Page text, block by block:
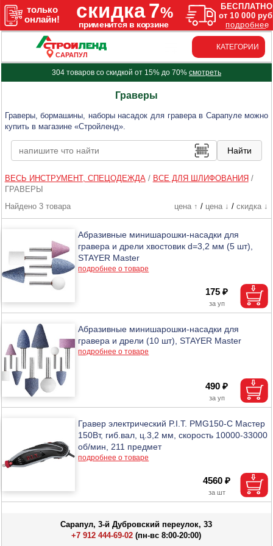
САРАПУЛ
КАТЕГОРИИ
304 товаров со скидкой от 15% до 70% смотреть
Граверы
Граверы, бормашины, наборы насадок для гравера в Сарапуле можно
купить в магазине «Стройленд».
ВЕСЬ ИНСТРУМЕНТ, СПЕЦОДЕЖДА/ ВСЕ ДЛЯ ШЛИФОВАНИЯ /
ГРАВЕРЫ
Найдено 3 товара
цена ↑ / цена ↓ / скидка ↓
Абразивные минишарошки-насадки для
гравера и дрели хвостовик d=3,2 мм (5 шт),
STAYER Master
подробнее о товаре
175 ₽
Абразивные минишарошки-насадки для
гравера и дрели (10 шт), STAYER Master
подробнее о товаре
490 ₽
Гравер электрический P.I.T. PMG150-С Мастер
150Вт, гиб.вал, ц.3,2 мм, скорость 10000-33000
об/мин, 211 предмет
подробнее о товаре
4560 ₽
Сарапул, 3-й Дубровский переулок, 33
+7 912 444-69-02 (пн-вс 8:00-20:00)